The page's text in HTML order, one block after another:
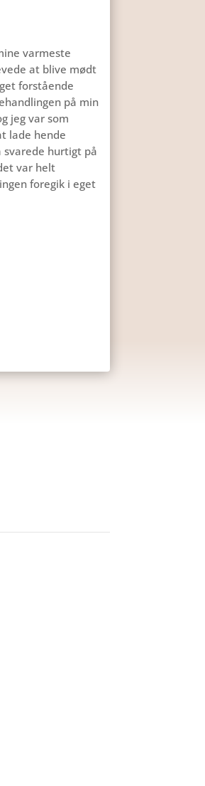
varmeste
at blive mødt
forstående
på min
jeg var som
lade hende
svarede hurtigt på
var helt
foregik i eget